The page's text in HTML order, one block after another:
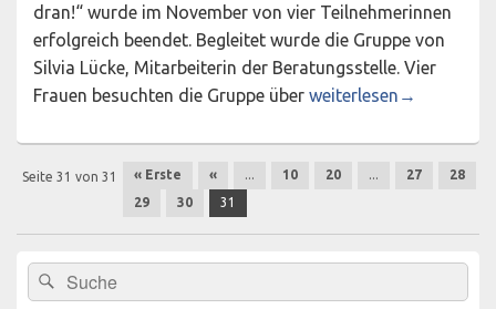
dran!“ wurde im November von vier Teilnehmerinnen
erfolgreich beendet. Begleitet wurde die Gruppe von
Silvia Lücke, Mitarbeiterin der Beratungsstelle. Vier
Frauen besuchten die Gruppe über Jetzt bin ich mal dran
weiterlesen →
Beitragsnavigation
Seite 31 von 31 « Erste « ... 10 20 ... 27
28
29
30 31
Primärer
Seitenleisten-
Widgetbereich
Suchen
nach:
Suchen